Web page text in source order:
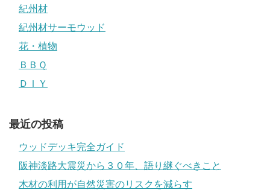
紀州材
紀州材サーモウッド
花・植物
ＢＢＱ
ＤＩＹ
最近の投稿
ウッドデッキ完全ガイド
阪神淡路大震災から３０年、語り継ぐべきこと
木材の利用が自然災害のリスクを減らす